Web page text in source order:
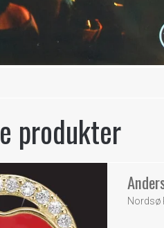
produkter
Nordsø